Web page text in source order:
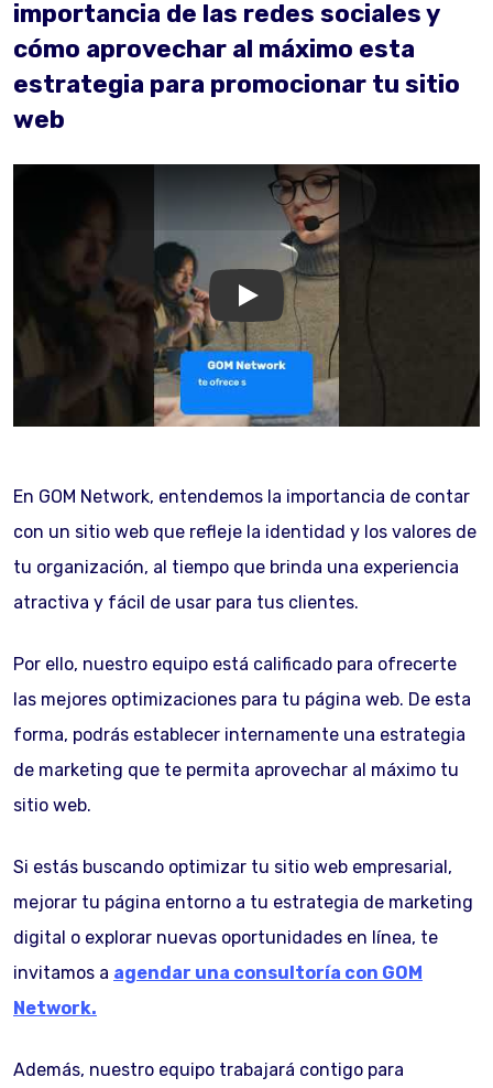
importancia de las redes sociales y
cómo aprovechar al máximo esta
estrategia para promocionar tu sitio
web
GOM Network
En GOM Network, entendemos la importancia de contar
con un sitio web que refleje la identidad y los valores de
tu organización, al tiempo que brinda una experiencia
atractiva y fácil de usar para tus clientes.
Por ello, nuestro equipo está calificado para ofrecerte
las mejores optimizaciones para tu página web. De esta
forma, podrás establecer internamente una estrategia
de marketing que te permita aprovechar al máximo tu
sitio web.
Si estás buscando optimizar tu sitio web empresarial,
mejorar tu página entorno a tu estrategia de marketing
digital o explorar nuevas oportunidades en línea, te
invitamos a agendar una consultoría con GOM
Network.
Además, nuestro equipo trabajará contigo para